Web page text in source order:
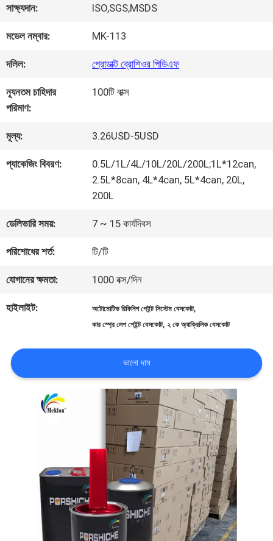
কারখানা
ভ্রমণ
মান
নিয়ন্ত্রণ
খবর
উদ্ধৃতির
জন্য
আবেদন
গোপনীয়তা
সাক্ষ্যদান: ISO,SGS,MSDS
মডেল নম্বার: MK-113
দলিল: প্রোডাক্ট ব্রোশিওর পিডিএফ
ন্যূনতম চাহিদার
পরিমাণ:
100টি বাক্স
মূল্য: 3.26USD-5USD
প্যাকেজিং বিবরণ:
0.5L/1L/4L/10L/20L/200L;1L*12can,
2.5L*8can, 4L*4can, 5L*4can, 20L,
200L
ডেলিভারি সময়: 7 ~ 15 কার্যদিবস
পরিশোধের শর্ত: টি/টি
যোগানের ক্ষমতা: 1000 বক্স/দিন
হাইলাইট: অটোমোটিভ রিফিনিশ পেইন্ট সিস্টেম বেসকোট,
কার স্প্রে লেপ পেইন্ট বেসকোট,২ কে অ্যাক্রিলিক বেসকোট
ভালো দাম